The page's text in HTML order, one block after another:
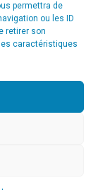
permettra de
ou les ID
retirer son
caractéristiques
] - Conseil en